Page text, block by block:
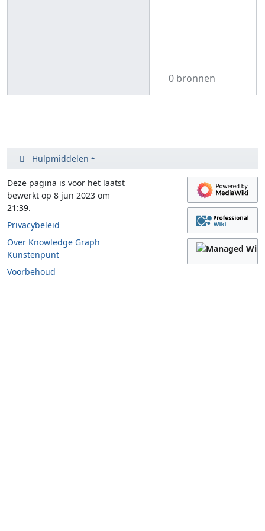
0 bronnen
Hulpmiddelen
Deze pagina is voor het laatst
bewerkt op 8 jun 2023 om
21:39.
Privacybeleid
Over Knowledge Graph
Kunstenpunt
Voorbehoud